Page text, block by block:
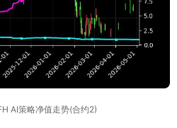
AI策略净值走势(合约2)